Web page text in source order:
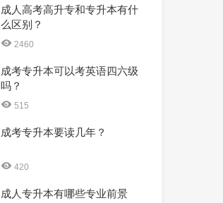
成人高考高升专和专升本有什
么区别？
2460
成考专升本可以考英语四六级
吗？
515
成考专升本要读几年？
420
成人专升本有哪些专业前景